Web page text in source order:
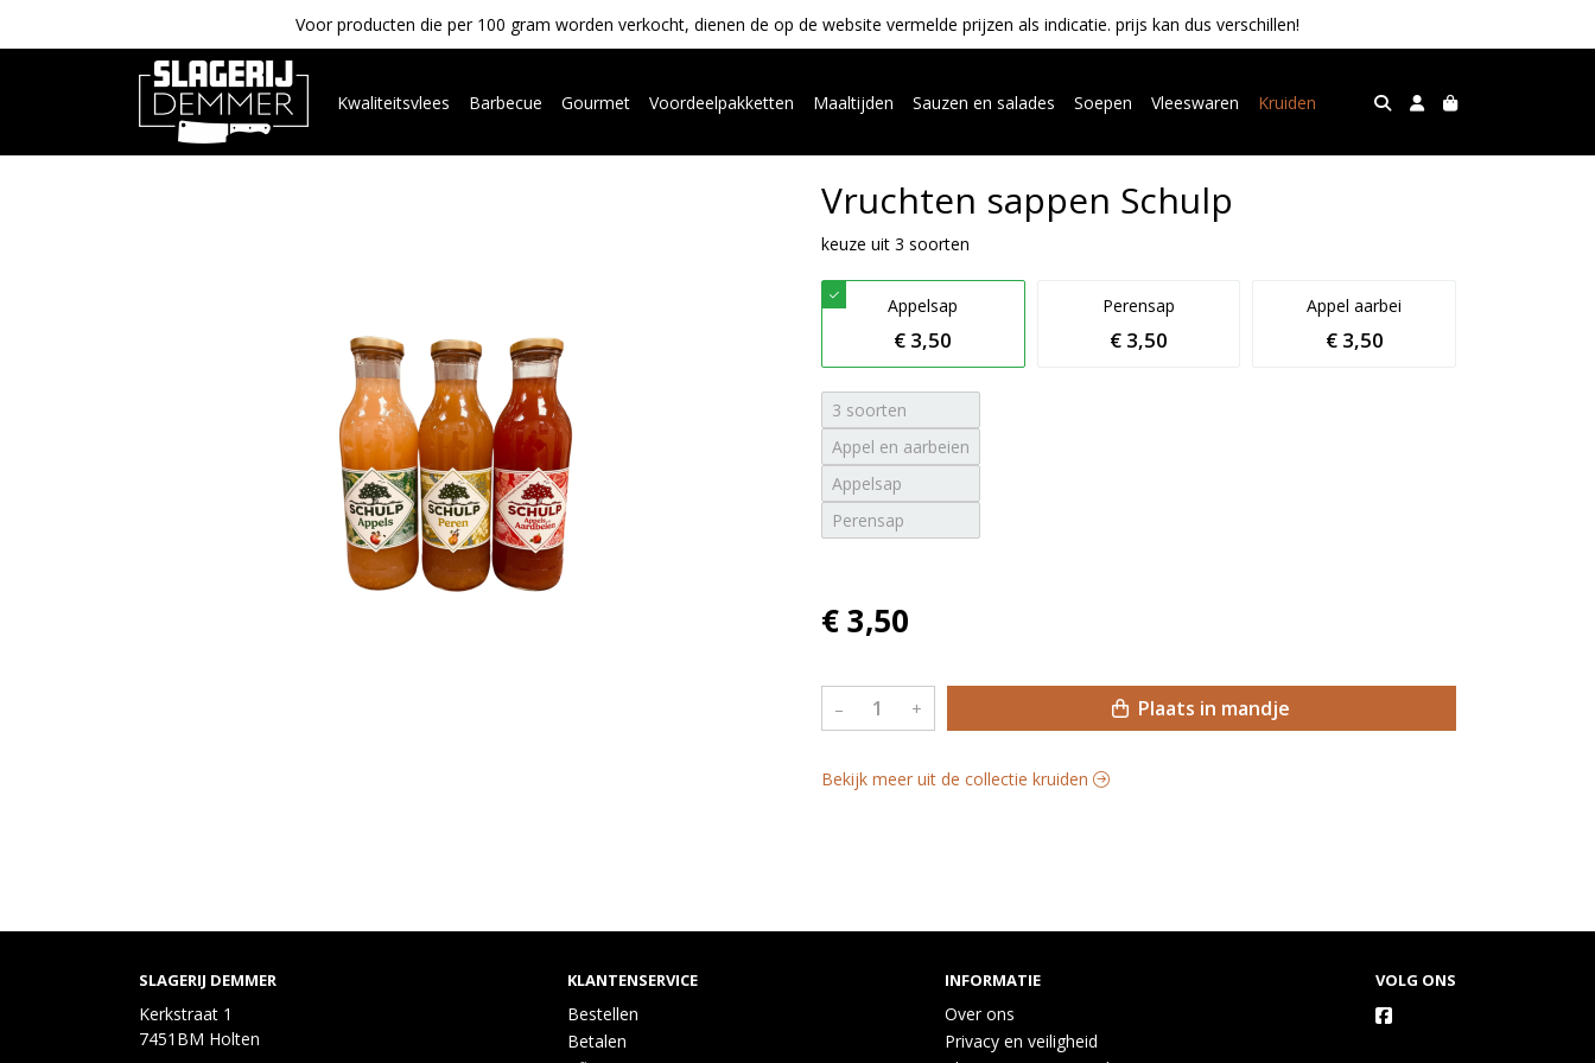
Voor producten die per 100 gram worden verkocht, dienen de op de website vermelde prijzen als indicatie. prijs kan dus verschillen!
Kwaliteitsvlees Barbecue Gourmet Voordeelpakketten Maaltijden Sauzen en salades Soepen Vleeswaren Kruiden
Vruchten sappen Schulp
keuze uit 3 soorten
Appelsap
€ 3,50
Perensap
€ 3,50
Appel aarbei
€ 3,50
3 soorten
Appel en aarbeien
Appelsap
Perensap
€ 3,50
– + Plaats in mandje
Bekijk meer uit de collectie kruiden
SLAGERIJ DEMMER
Kerkstraat 1
7451BM Holten
KLANTENSERVICE
Bestellen
Betalen
INFORMATIE
Over ons
Privacy en veiligheid
VOLG ONS